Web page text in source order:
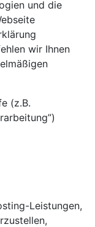
und die
wir Ihnen
(z.B.
Leistungen,